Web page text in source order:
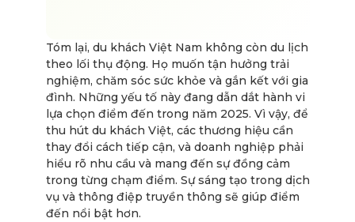
Tóm lại, du khách Việt Nam không còn du lịch
theo lối thụ động. Họ muốn tận hưởng trải
nghiệm, chăm sóc sức khỏe và gắn kết với gia
đình. Những yếu tố này đang dẫn dắt hành vi
lựa chọn điểm đến trong năm 2025. Vì vậy, để
thu hút du khách Việt, các thương hiệu cần
thay đổi cách tiếp cận, và doanh nghiệp phải
hiểu rõ nhu cầu và mang đến sự đồng cảm
trong từng chạm điểm. Sự sáng tạo trong dịch
vụ và thông điệp truyền thông sẽ giúp điểm
đến nổi bật hơn.